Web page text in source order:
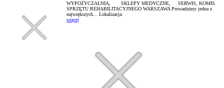
WYPOŻYCZALNIA, SKLEPY MEDYCZNE, SERWIS, KOMIS
SPRZĘTU REHABILITACYJNEGO WARSZAWA Prowadzimy jedna z
największych... Lokalizacja:
więcej